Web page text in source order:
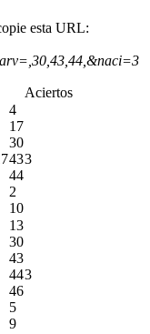
esta URL:
Aciertos
4
17
30
43
44
2
10
3
13
30
43
44
46
5
9
3